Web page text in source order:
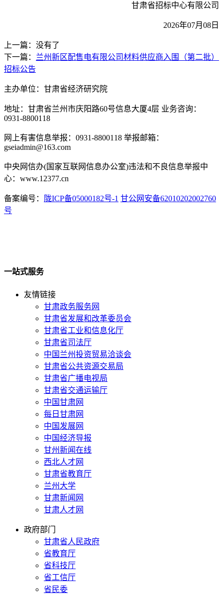
甘肃省招标中心有限公司
2026年07月08日
上一篇：没有了
下一篇： 兰州新区配售电有限公司材料供应商入围（第二批）
招标公告
主办单位：甘肃省经济研究院
地址：甘肃省兰州市庆阳路60号信息大厦4层 业务咨询：
0931-8800118
网上有害信息举报：0931-8800118 举报邮箱：
gseiadmin@163.com
中央网信办(国家互联网信息办公室)违法和不良信息举报中
心：www.12377.cn
备案编号： 陇ICP备05000182号-1 甘公网安备62010202002760
号
一站式服务
友情链接
甘肃政务服务网
甘肃省发展和改革委员会
甘肃省工业和信息化厅
甘肃省司法厅
中国兰州投资贸易洽谈会
甘肃省公共资源交易局
甘肃省广播电视局
甘肃省交通运输厅
中国甘肃网
每日甘肃网
中国发展网
中国经济导报
甘州新闻在线
西北人才网
甘肃省教育厅
兰州大学
甘肃新闻网
甘肃人才网
政府部门
甘肃省人民政府
省教育厅
省科技厅
省工信厅
省民委